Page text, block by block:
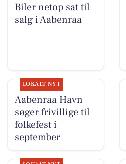
Biler netop sat til
salg i Aabenraa
LOKALT NYT
Aabenraa Havn
søger frivillige til
folkefest i
september